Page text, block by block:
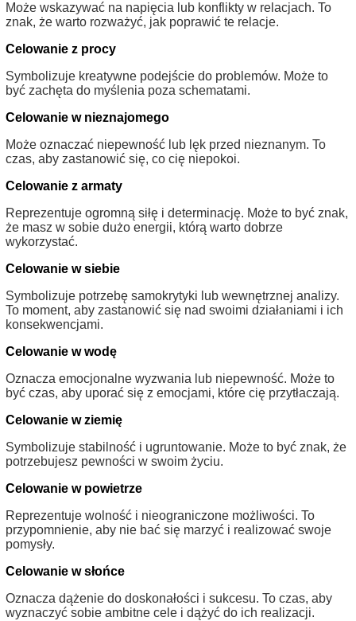
Może wskazywać na napięcia lub konflikty w relacjach. To
znak, że warto rozważyć, jak poprawić te relacje.
Celowanie z procy
Symbolizuje kreatywne podejście do problemów. Może to
być zachęta do myślenia poza schematami.
Celowanie w nieznajomego
Może oznaczać niepewność lub lęk przed nieznanym. To
czas, aby zastanowić się, co cię niepokoi.
Celowanie z armaty
Reprezentuje ogromną siłę i determinację. Może to być znak,
że masz w sobie dużo energii, którą warto dobrze
wykorzystać.
Celowanie w siebie
Symbolizuje potrzebę samokrytyki lub wewnętrznej analizy.
To moment, aby zastanowić się nad swoimi działaniami i ich
konsekwencjami.
Celowanie w wodę
Oznacza emocjonalne wyzwania lub niepewność. Może to
być czas, aby uporać się z emocjami, które cię przytłaczają.
Celowanie w ziemię
Symbolizuje stabilność i ugruntowanie. Może to być znak, że
potrzebujesz pewności w swoim życiu.
Celowanie w powietrze
Reprezentuje wolność i nieograniczone możliwości. To
przypomnienie, aby nie bać się marzyć i realizować swoje
pomysły.
Celowanie w słońce
Oznacza dążenie do doskonałości i sukcesu. To czas, aby
wyznaczyć sobie ambitne cele i dążyć do ich realizacji.